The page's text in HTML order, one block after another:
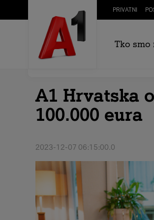
Skip to Main Content PRIVATNI
Tko smo
Za sve medijske
A1 Hrvatska
100.000 eura
2023-12-07 06:15:00.0